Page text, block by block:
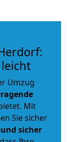
Umzug
Mit
Sie sicher
sicher